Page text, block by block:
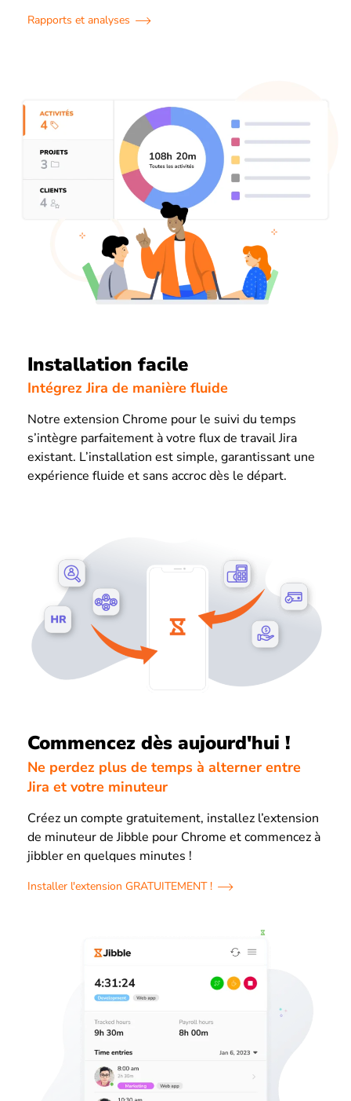
Rapports et analyses
Installation facile
Intégrez Jira de manière fluide
Notre extension Chrome pour le suivi du temps
s’intègre parfaitement à votre flux de travail Jira
existant. L’installation est simple, garantissant une
expérience fluide et sans accroc dès le départ.
Commencez dès aujourd'hui !
Ne perdez plus de temps à alterner entre
Jira et votre minuteur
Créez un compte gratuitement, installez l’extension
de minuteur de Jibble pour Chrome et commencez à
jibbler en quelques minutes !
Installer l'extension GRATUITEMENT !